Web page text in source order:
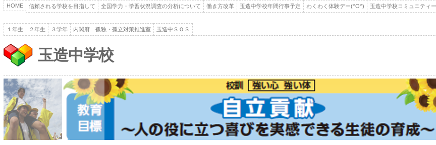
HOME 信頼される学校を目指して 全国学力・学習状況調査の分析について 働き方改革 玉造中学校年間行事予定 わくわく体験デー(^O^) 玉造中学校コミュニティ
１年生
２年生 ３学年 内閣府 孤独・孤立対策推進室 玉造中ＳＯＳ
玉造中学校